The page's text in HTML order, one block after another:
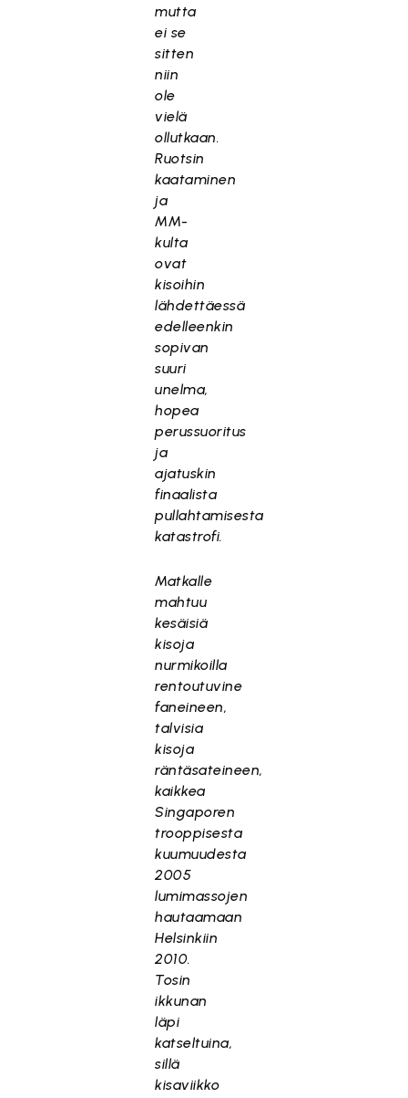
mutta
ei se
sitten
niin
ole
vielä
ollutkaan.
Ruotsin
kaataminen
ja
MM-
kulta
ovat
kisoihin
lähdettäessä
edelleenkin
sopivan
suuri
unelma,
hopea
perussuoritus
ja
ajatuskin
finaalista
pullahtamisesta
katastrofi.
Matkalle
mahtuu
kesäisiä
kisoja
nurmikoilla
rentoutuvine
faneineen,
talvisia
kisoja
räntäsateineen,
kaikkea
Singaporen
trooppisesta
kuumuudesta
2005
lumimassojen
hautaamaan
Helsinkiin
2010.
Tosin
ikkunan
läpi
katseltuina,
sillä
kisaviikko